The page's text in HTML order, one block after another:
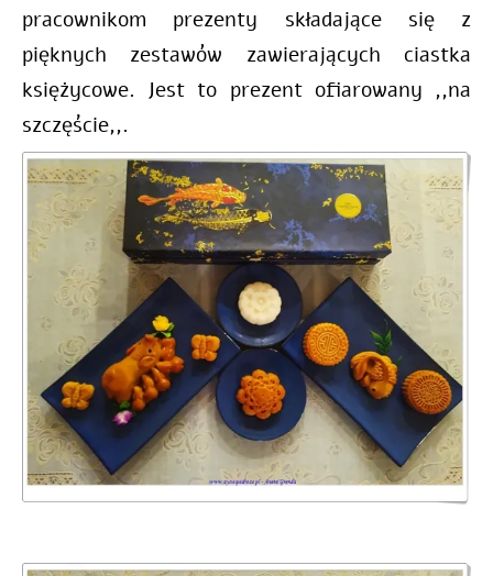
pracownikom prezenty składające się z
pięknych zestawów zawierających ciastka
księżycowe. Jest to prezent ofiarowany ,,na
szczęście,,.